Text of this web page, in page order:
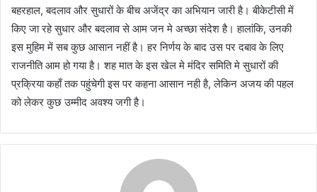
बहरहाल, बदलाव और सुधारों के बीच अजेंद्र का अभियान जारी है। बीकेटीसी में
किए जा रहे सुधार और बदलाव से आम जन मे अच्छा संदेश है। हालांकि, उनकी
इस मुहिम में सब कुछ आसान नहीं है। हर निर्णय के बाद उस पर दबाव के लिए
राजनीति आम हो गया है। शह मात के इस खेल मे मंदिर समिति मे सुधारों की
प्रक्रिया कहाँ तक पहुंचेगी इस पर कहना आसान नही है, लेकिन अजय की पहल
को लेकर कुछ उम्मीद अवश्य जगी है।